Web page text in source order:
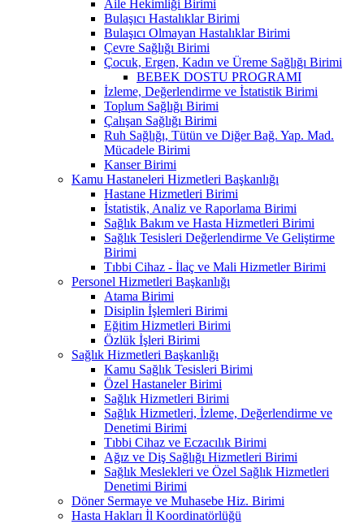
Aile Hekimliği Birimi
Bulaşıcı Hastalıklar Birimi
Bulaşıcı Olmayan Hastalıklar Birimi
Çevre Sağlığı Birimi
Çocuk, Ergen, Kadın ve Üreme Sağlığı Birimi
BEBEK DOSTU PROGRAMI
İzleme, Değerlendirme ve İstatistik Birimi
Toplum Sağlığı Birimi
Çalışan Sağlığı Birimi
Ruh Sağlığı, Tütün ve Diğer Bağ. Yap. Mad.
Mücadele Birimi
Kanser Birimi
Kamu Hastaneleri Hizmetleri Başkanlığı
Hastane Hizmetleri Birimi
İstatistik, Analiz ve Raporlama Birimi
Sağlık Bakım ve Hasta Hizmetleri Birimi
Sağlık Tesisleri Değerlendirme Ve Geliştirme
Birimi
Tıbbi Cihaz - İlaç ve Mali Hizmetler Birimi
Personel Hizmetleri Başkanlığı
Atama Birimi
Disiplin İşlemleri Birimi
Eğitim Hizmetleri Birimi
Özlük İşleri Birimi
Sağlık Hizmetleri Başkanlığı
Kamu Sağlık Tesisleri Birimi
Özel Hastaneler Birimi
Sağlık Hizmetleri Birimi
Sağlık Hizmetleri, İzleme, Değerlendirme ve
Denetimi Birimi
Tıbbi Cihaz ve Eczacılık Birimi
Ağız ve Diş Sağlığı Hizmetleri Birimi
Sağlık Meslekleri ve Özel Sağlık Hizmetleri
Denetimi Birimi
Döner Sermaye ve Muhasebe Hiz. Birimi
Hasta Hakları İl Koordinatörlüğü